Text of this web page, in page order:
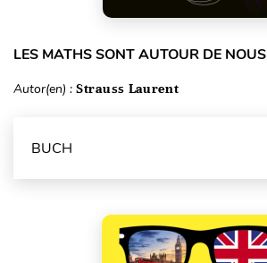
LES MATHS SONT AUTOUR DE NOUS
Autor(en) : Strauss Laurent
BUCH